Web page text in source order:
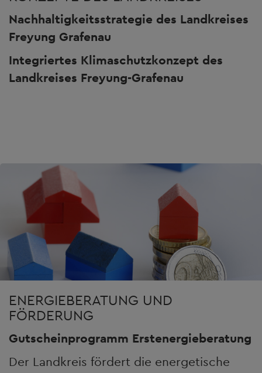
Nachhaltigkeitsstrategie des Landkreises
Freyung Grafenau
Integriertes Klimaschutzkonzept des
Landkreises Freyung-Grafenau
ENERGIEBERATUNG UND
FÖRDERUNG
Gutscheinprogramm Erstenergieberatung
Der Landkreis fördert die energetische